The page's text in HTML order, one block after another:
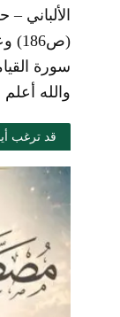
الألباني
سورة
والله أعلم
قد ترغب